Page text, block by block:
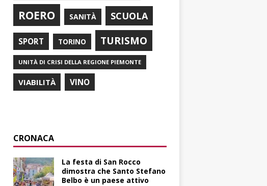
ROERO SANITÀ SCUOLA
SPORT TORINO TURISMO
UNITÀ DI CRISI DELLA REGIONE PIEMONTE
VIABILITÀ VINO
CRONACA
La festa di San Rocco
dimostra che Santo Stefano
Belbo è un paese attivo